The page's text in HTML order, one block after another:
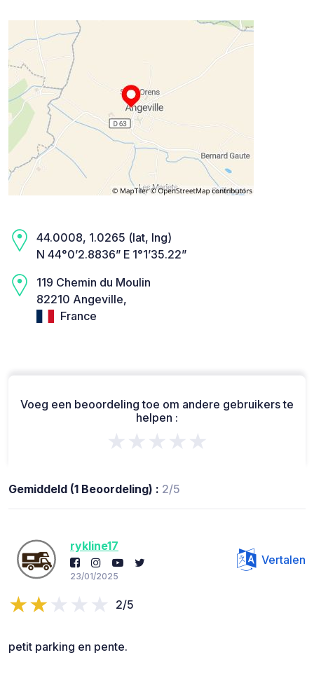
44.0008, 1.0265 (lat, lng)
N 44°0’2.8836” E 1°1’35.22”
119 Chemin du Moulin
82210 Angeville,
France
Voeg een beoordeling toe om andere gebruikers te
helpen :
★★★★★
Gemiddeld (1 Beoordeling) : 2/5
rykline17
23/01/2025
Vertalen
2/5
petit parking en pente.